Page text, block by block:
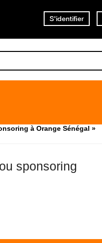
S'identifier
à Orange Sénégal »
sponsoring